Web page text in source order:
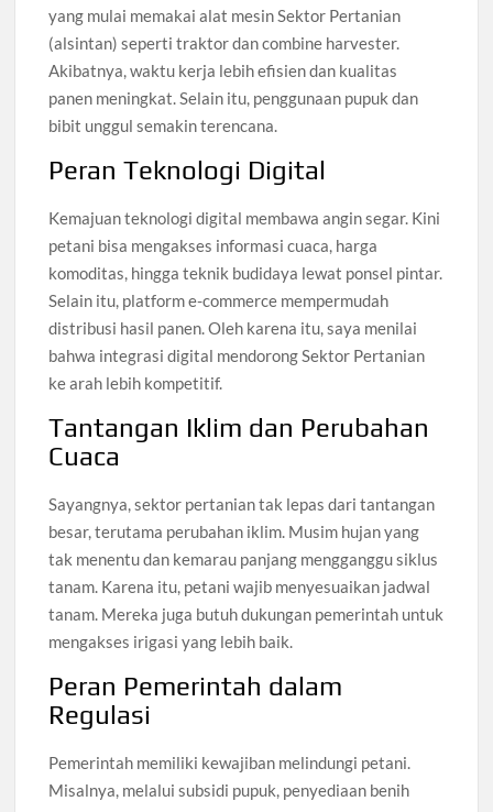
yang mulai memakai alat mesin Sektor Pertanian
(alsintan) seperti traktor dan combine harvester.
Akibatnya, waktu kerja lebih efisien dan kualitas
panen meningkat. Selain itu, penggunaan pupuk dan
bibit unggul semakin terencana.
Peran Teknologi Digital
Kemajuan teknologi digital membawa angin segar. Kini
petani bisa mengakses informasi cuaca, harga
komoditas, hingga teknik budidaya lewat ponsel pintar.
Selain itu, platform e-commerce mempermudah
distribusi hasil panen. Oleh karena itu, saya menilai
bahwa integrasi digital mendorong Sektor Pertanian
ke arah lebih kompetitif.
Tantangan Iklim dan Perubahan
Cuaca
Sayangnya, sektor pertanian tak lepas dari tantangan
besar, terutama perubahan iklim. Musim hujan yang
tak menentu dan kemarau panjang mengganggu siklus
tanam. Karena itu, petani wajib menyesuaikan jadwal
tanam. Mereka juga butuh dukungan pemerintah untuk
mengakses irigasi yang lebih baik.
Peran Pemerintah dalam
Regulasi
Pemerintah memiliki kewajiban melindungi petani.
Misalnya, melalui subsidi pupuk, penyediaan benih